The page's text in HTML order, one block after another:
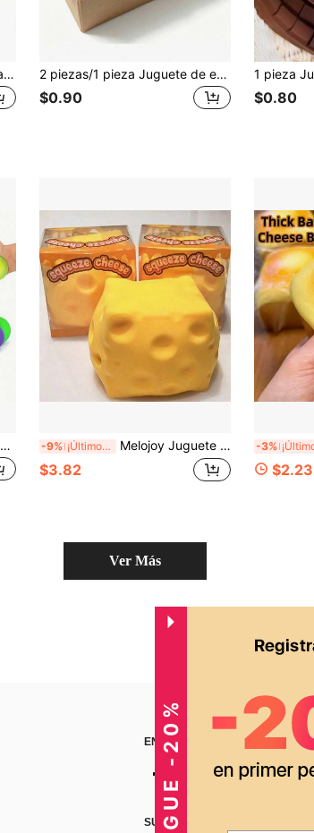
Nuevo Juguete de Fresa Extra Grande de Rebote Lento, Juguete Squishy Gigante, Juguete Sensorial Relleno de PU, Pelota Squishy Linda Juguete de Alivio del Estrés, Adecuado para Adultos 2 piezas/1 pieza Juguete de espuma, sabores de mantequilla y fresa, suave y esponjoso, aroma natural, juguete de espuma con forma de comida, perfecto para fiestas, temporada de graduación, vuelta al colegio, regalos de vacaciones, regalos del Día de San Valentín, caramelo de mantequilla, slime, múltiples estilos disponibles, decoración de jardín exterior, ventilador, decoración de habitación, regalo para el maestro, decoración de boda, accesorios de vacaciones, muebles de jardín, jardín, DIY, decoración de dormitorio, decoración de cocina, artículos esenciales para dormitorio, sala de almacenamiento, artículos esenciales de viaje, suministros para despedida de soltero, accesorios de escritorio de oficina, decoración del hogar
$0.90 $0.80
Paquete de 6/3/1 piezas de bolas antiestrés suaves para apretar, bolas antiestrés de rebote lento, bolas suaves para apretar, bolas de relajación manual, caja de premios para el aula, regalos de Halloween/Acción de Gracias/Navidad, colores aleatorios, recuerdos de fiesta -9% ¡Últimos 3 días Melojoy Juguete Squishy Extra Grande con Forma de Queso, Bola de Tofu Creativa Maleable de Rebote Lento, Bola de Estrés para Apretar con la Mano, Regalo Perfecto, Regalo de Cumpleaños, Regalo Ideal, Regalo Sorpresa, Regalo de Vacaciones, Regalo de Temporada
$3.82
-3%
$2.23
Ver Más
ENCUÉNTRANOS EN
SUSCRÍBETE PARA RECIBIR